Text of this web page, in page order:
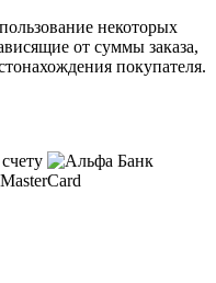
некоторых
от суммы заказа,
покупателя.